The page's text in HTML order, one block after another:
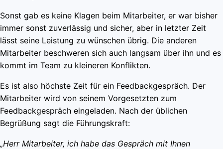
Sonst gab es keine Klagen beim Mitarbeiter, er war bisher
immer sonst zuverlässig und sicher, aber in letzter Zeit
lässt seine Leistung zu wünschen übrig. Die anderen
Mitarbeiter beschweren sich auch langsam über ihn und es
kommt im Team zu kleineren Konflikten.
Es ist also höchste Zeit für ein Feedbackgespräch. Der
Mitarbeiter wird von seinem Vorgesetzten zum
Feedbackgespräch eingeladen. Nach der üblichen
Begrüßung sagt die Führungskraft:
„Herr Mitarbeiter, ich habe das Gespräch mit Ihnen